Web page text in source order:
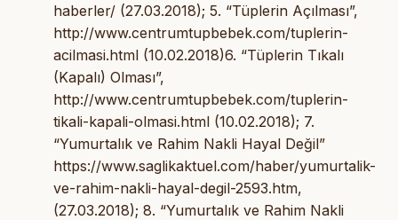
haberler/ (27.03.2018); 5. “Tüplerin Açılması”,
http://www.centrumtupbebek.com/tuplerin-
acilmasi.html (10.02.2018)6. “Tüplerin Tıkalı
(Kapalı) Olması”,
http://www.centrumtupbebek.com/tuplerin-
tikali-kapali-olmasi.html (10.02.2018); 7.
“Yumurtalık ve Rahim Nakli Hayal Değil”
https://www.saglikaktuel.com/haber/yumurtalik-
ve-rahim-nakli-hayal-degil-2593.htm,
(27.03.2018); 8. “Yumurtalık ve Rahim Nakli